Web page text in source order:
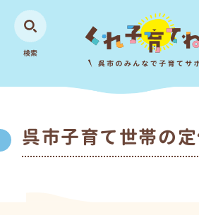
検索
呉市子育て世帯の